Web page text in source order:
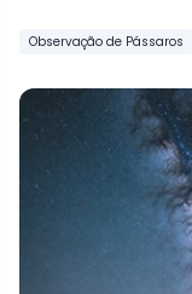
Observação de Pássaros